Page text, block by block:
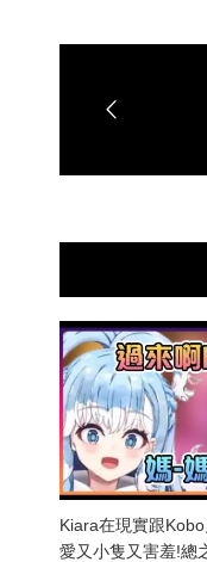
Kiara在現實跟
愛又小隻又害羞!總